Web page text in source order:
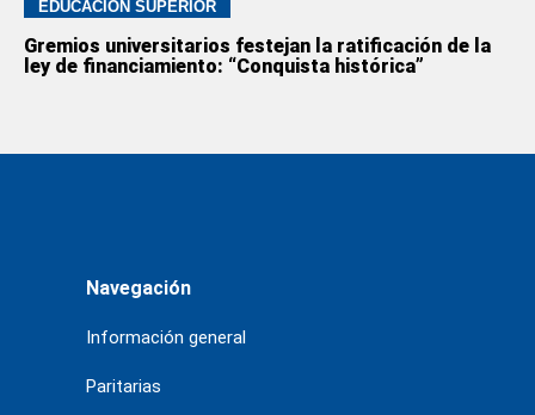
EDUCACION SUPERIOR
Gremios universitarios festejan la ratificación de la
ley de financiamiento: “Conquista histórica”
Navegación
Información general
Paritarias